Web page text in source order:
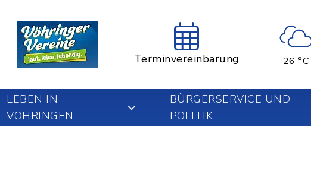
Terminvereinbarung 26 °C
LEBEN IN
VÖHRINGEN
BÜRGERSERVICE UND
POLITIK